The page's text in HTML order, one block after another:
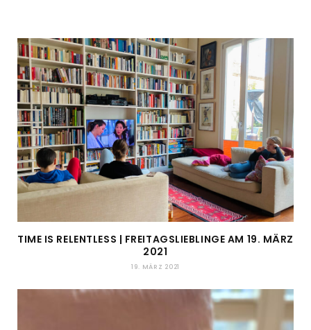
TIME IS RELENTLESS | FREITAGSLIEBLINGE AM 19. MÄRZ
2021
19. MÄRZ 2021